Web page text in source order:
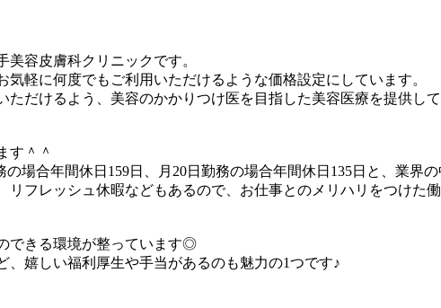
いて◆
美容皮膚科クリニックです。
軽に何度でもご利用いただけるような価格設定にしています。
だけるよう、美容のかかりつけ医を目指した美容医療を提供し
す＾＾
の場合年間休日159日、月20日勤務の場合年間休日135日と、業界
フレッシュ休暇などもあるので、お仕事とのメリハリをつけた
できる環境が整っています◎
嬉しい福利厚生や手当があるのも魅力の1つです♪